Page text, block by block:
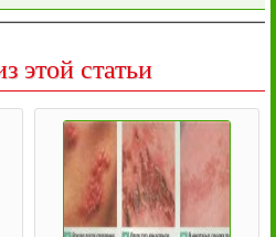
этой статьи